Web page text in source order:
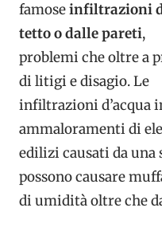
famoseinfiltrazioni
tetto o dalle pareti,
problemi che oltre a
di litigi e disagio. Le
infiltrazioni d’acqua
ammaloramenti di
edilizi causati da una
possono causare
di umidità oltre che